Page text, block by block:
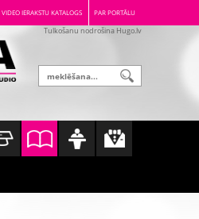
VIDEO IERAKSTU KATALOGS PAR PORTĀLU
Tulkošanu nodrošina Hugo.lv